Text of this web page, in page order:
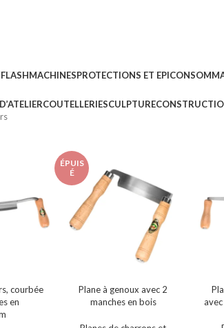
MACHINESPROTECTIONS ET EPI
COUTELLERIESCULPTURE
courbée
en
ÉPUIS
É
Plane à genoux avec 2
manches en bois